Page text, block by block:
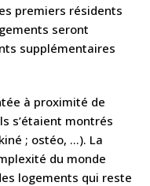
premiers résidents
seront
supplémentaires
à proximité de
s’étaient montrés
; ostéo, …). La
du monde
logements qui reste